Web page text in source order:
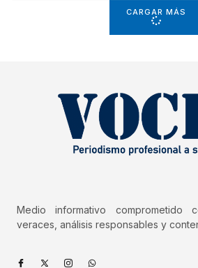
CARGAR MÁS
Medio informativo comprometido
veraces, análisis responsables y